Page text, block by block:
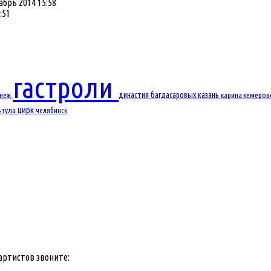
2014 15:58
гастроли династия багдасаровыхказань карина
тула цирк челябинск
звоните: